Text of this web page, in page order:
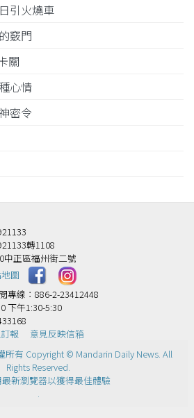
引火燒車
竅門
關
心情
密令
轉1108
中正區福州街二號
圖
專線：886-2-23412448
下午1:30-5:30
報
意見反映信箱
所有 Copyright © Mandarin Daily News. All
Rights Reserved.
新瀏覽器以獲得最佳體驗